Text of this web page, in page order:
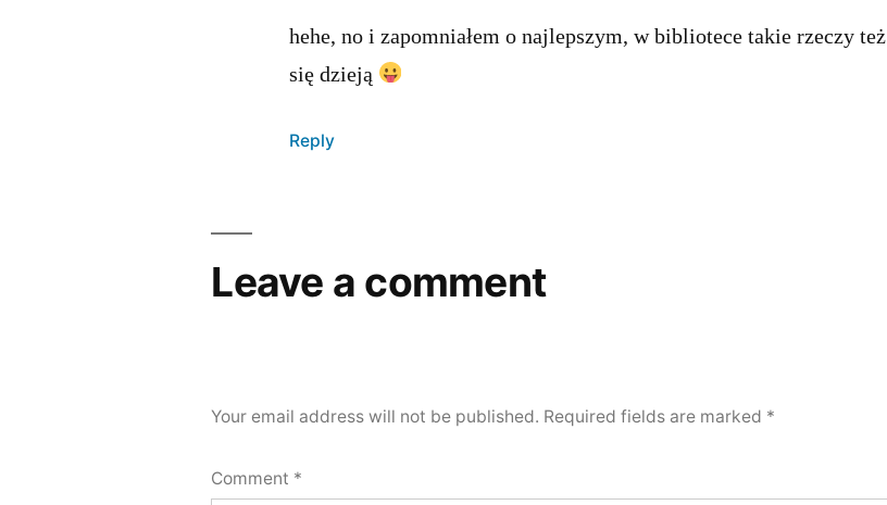
hehe, no i zapomniałem o najlepszym, w bibliotece takie rzeczy też
się dzieją
Reply
Leave a comment
Your email address will not be published. Required fields are marked *
Comment *